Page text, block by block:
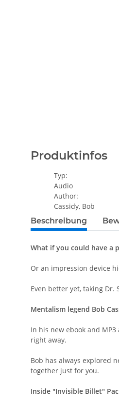
Produktinfos
Typ:
Audio
Author:
Cassidy, Bob
Beschreibung
What if you could have a
Or an impression device
Even better yet, taking Dr.
Mentalism legend Bob
In his new ebook and
right away.
Bob has always explored
together just for you.
Inside "Invisible Billet"